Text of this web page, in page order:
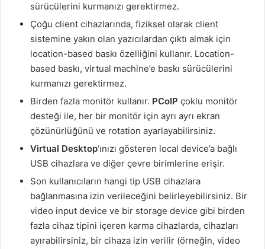
sürücülerini kurmanızı gerektirmez.
Çoğu client cihazlarında, fiziksel olarak client
sistemine yakın olan yazıcılardan çıktı almak için
location-based baskı özelliğini kullanır. Location-
based baskı, virtual machine’e baskı sürücülerini
kurmanızı gerektirmez.
Birden fazla monitör kullanır. PCoIP çoklu monitör
desteği ile, her bir monitör için ayrı ayrı ekran
çözünürlüğünü ve rotation ayarlayabilirsiniz.
Virtual Desktop‘ınızı gösteren local device’a bağlı
USB cihazlara ve diğer çevre birimlerine erişir.
Son kullanıcıların hangi tip USB cihazlara
bağlanmasına izin verileceğini belirleyebilirsiniz. Bir
video input device ve bir storage device gibi birden
fazla cihaz tipini içeren karma cihazlarda, cihazları
ayırabilirsiniz, bir cihaza izin verilir (örneğin, video